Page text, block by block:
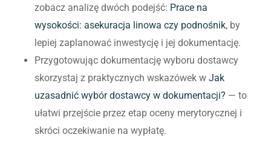
zobacz analizę dwóch podejść: Prace na
wysokości: asekuracja linowa czy podnośnik, by
lepiej zaplanować inwestycję i jej dokumentację.
Przygotowując dokumentację wyboru dostawcy
skorzystaj z praktycznych wskazówek w Jak
uzasadnić wybór dostawcy w dokumentacji? — to
ułatwi przejście przez etap oceny merytorycznej i
skróci oczekiwanie na wypłatę.